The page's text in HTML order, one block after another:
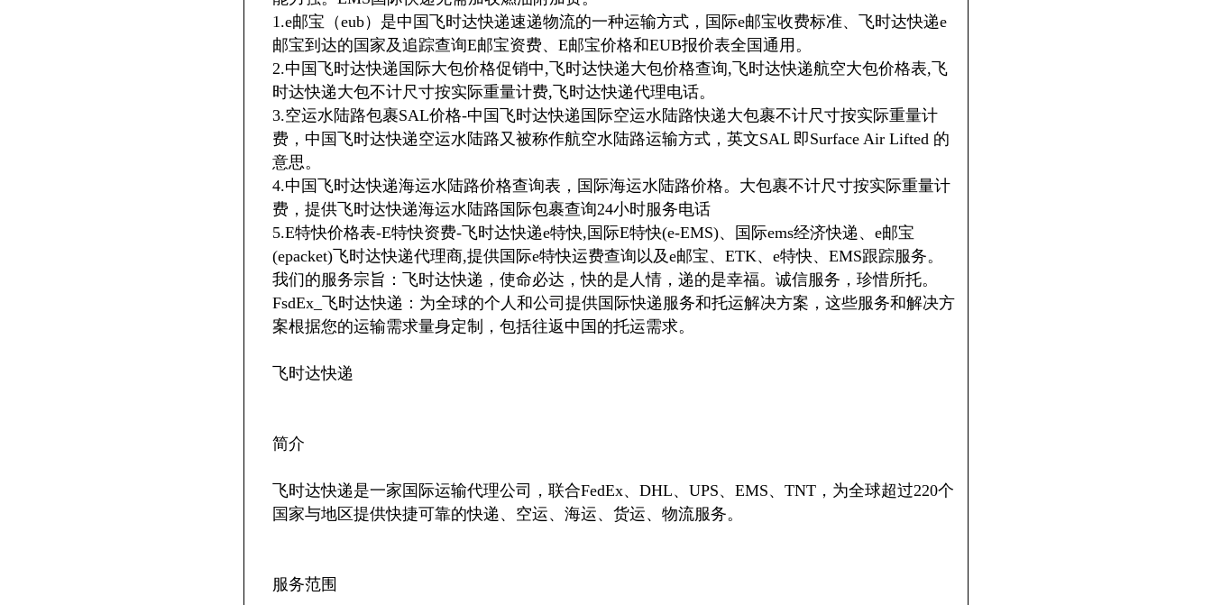
1.e邮宝（eub）是中国飞时达快递速递物流的一种运输方式，国际e邮宝收费标准、飞时达快递e
邮宝到达的国家及追踪查询E邮宝资费、E邮宝价格和EUB报价表全国通用。
2.中国飞时达快递国际大包价格促销中,飞时达快递大包价格查询,飞时达快递航空大包价格表,飞
时达快递大包不计尺寸按实际重量计费,飞时达快递代理电话。
3.空运水陆路包裹SAL价格-中国飞时达快递国际空运水陆路快递大包裹不计尺寸按实际重量计
费，中国飞时达快递空运水陆路又被称作航空水陆路运输方式，英文SAL 即Surface Air Lifted 的
意思。
4.中国飞时达快递海运水陆路价格查询表，国际海运水陆路价格。大包裹不计尺寸按实际重量计
费，提供飞时达快递海运水陆路国际包裹查询24小时服务电话
5.E特快价格表-E特快资费-飞时达快递e特快,国际E特快(e-EMS)、国际ems经济快递、e邮宝
(epacket)飞时达快递代理商,提供国际e特快运费查询以及e邮宝、ETK、e特快、EMS跟踪服务。
我们的服务宗旨：飞时达快递，使命必达，快的是人情，递的是幸福。诚信服务，珍惜所托。
FsdEx_飞时达快递：为全球的个人和公司提供国际快递服务和托运解决方案，这些服务和解决方
案根据您的运输需求量身定制，包括往返中国的托运需求。
飞时达快递
简介
飞时达快递是一家国际运输代理公司，联合FedEx、DHL、UPS、EMS、TNT，为全球超过220个
国家与地区提供快捷可靠的快递、空运、海运、货运、物流服务。
服务范围